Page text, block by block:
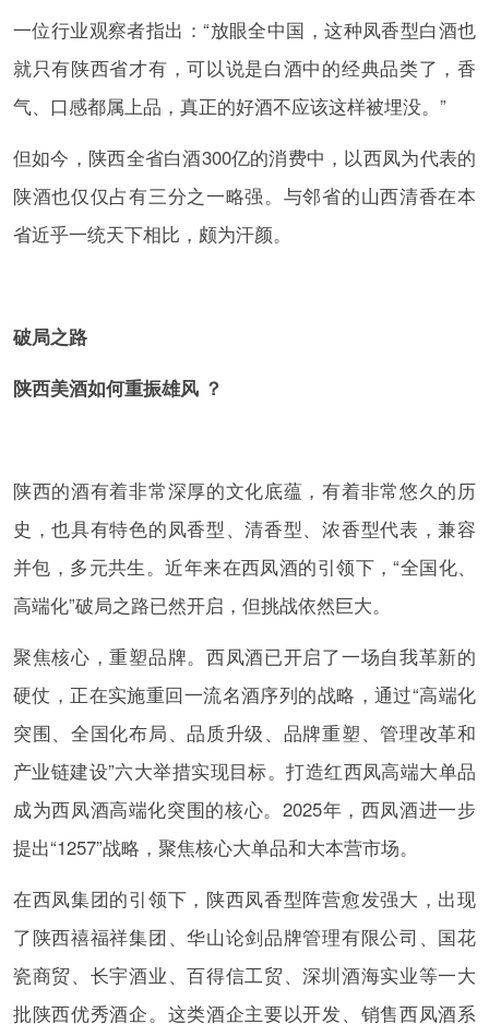
一位行业观察者指出：“放眼全中国，这种凤香型白酒也
就只有陕西省才有，可以说是白酒中的经典品类了，香
气、口感都属上品，真正的好酒不应该这样被埋没。”
但如今，陕西全省白酒300亿的消费中，以西凤为代表的
陕酒也仅仅占有三分之一略强。与邻省的山西清香在本
省近乎一统天下相比，颇为汗颜。
破局之路
陕西美酒如何重振雄风 ？
陕西的酒有着非常深厚的文化底蕴，有着非常悠久的历
史，也具有特色的凤香型、清香型、浓香型代表，兼容
并包，多元共生。近年来在西凤酒的引领下，“全国化、
高端化”破局之路已然开启，但挑战依然巨大。
聚焦核心，重塑品牌。西凤酒已开启了一场自我革新的
硬仗，正在实施重回一流名酒序列的战略，通过“高端化
突围、全国化布局、品质升级、品牌重塑、管理改革和
产业链建设”六大举措实现目标。打造红西凤高端大单品
成为西凤酒高端化突围的核心。2025年，西凤酒进一步
提出“1257”战略，聚焦核心大单品和大本营市场。
在西凤集团的引领下，陕西凤香型阵营愈发强大，出现
了陕西禧福祥集团、华山论剑品牌管理有限公司、国花
瓷商贸、长宇酒业、百得信工贸、深圳酒海实业等一大
批陕西优秀酒企。这类酒企主要以开发、销售西凤酒系